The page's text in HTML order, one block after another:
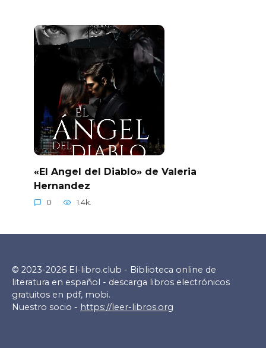
«El Angel del Diablo» de Valeria
Hernandez
0 1.4k.
© 2023-2026 El-libro.club - Biblioteca online de
literatura en español - descarga libros electrónicos
gratuitos en pdf, mobi.
Nuestro socio - https://leer-libros.org